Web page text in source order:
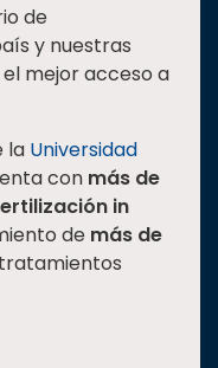
de
y nuestras
mejor acceso a
la Universidad
con más de
in
de más de